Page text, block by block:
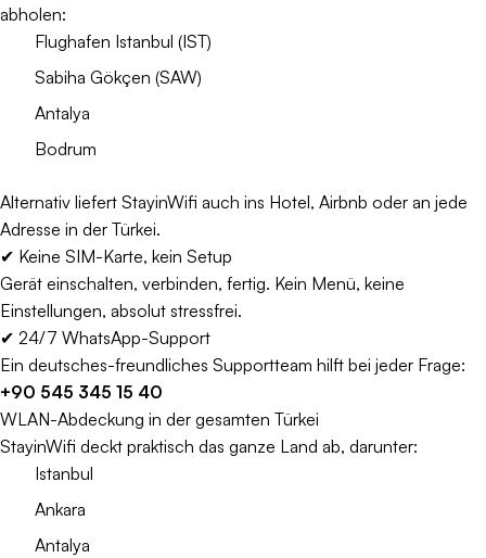
abholen:
Flughafen Istanbul (IST)
Sabiha Gökçen (SAW)
Antalya
Bodrum
Alternativ liefert StayinWifi auch ins Hotel, Airbnb oder an jede
Adresse in der Türkei.
✔ Keine SIM-Karte, kein Setup
Gerät einschalten, verbinden, fertig. Kein Menü, keine
Einstellungen, absolut stressfrei.
✔ 24/7 WhatsApp-Support
Ein deutsches-freundliches Supportteam hilft bei jeder Frage:
+90 545 345 15 40
WLAN-Abdeckung in der gesamten Türkei
StayinWifi deckt praktisch das ganze Land ab, darunter:
Istanbul
Ankara
Antalya